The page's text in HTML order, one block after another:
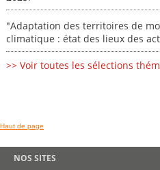
"Adaptation des territoires de
climatique : état des lieux des
>> Voir toutes les sélections
Haut de page
NOS SITES